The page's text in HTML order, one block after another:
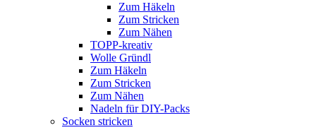
Zum Häkeln
Zum Stricken
Zum Nähen
TOPP-kreativ
Wolle Gründl
Zum Häkeln
Zum Stricken
Zum Nähen
Nadeln für DIY-Packs
Socken stricken